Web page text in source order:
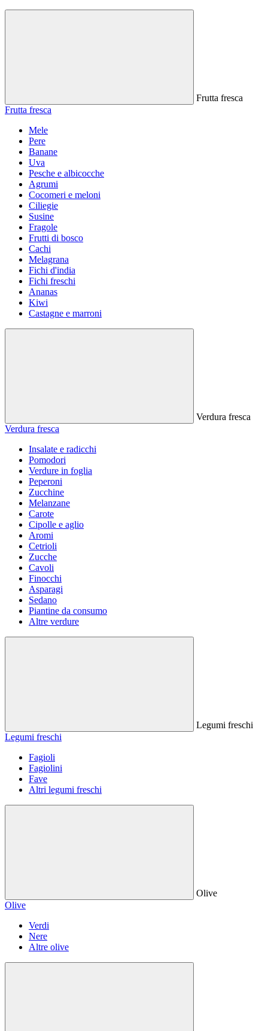
Frutta fresca
Frutta fresca
Mele
Pere
Banane
Uva
Pesche e albicocche
Agrumi
Cocomeri e meloni
Ciliegie
Susine
Fragole
Frutti di bosco
Cachi
Melagrana
Fichi d'india
Fichi freschi
Ananas
Kiwi
Castagne e marroni
Verdura fresca
Verdura fresca
Insalate e radicchi
Pomodori
Verdure in foglia
Peperoni
Zucchine
Melanzane
Carote
Cipolle e aglio
Aromi
Cetrioli
Zucche
Cavoli
Finocchi
Asparagi
Sedano
Piantine da consumo
Altre verdure
Legumi freschi
Legumi freschi
Fagioli
Fagiolini
Fave
Altri legumi freschi
Olive
Olive
Verdi
Nere
Altre olive